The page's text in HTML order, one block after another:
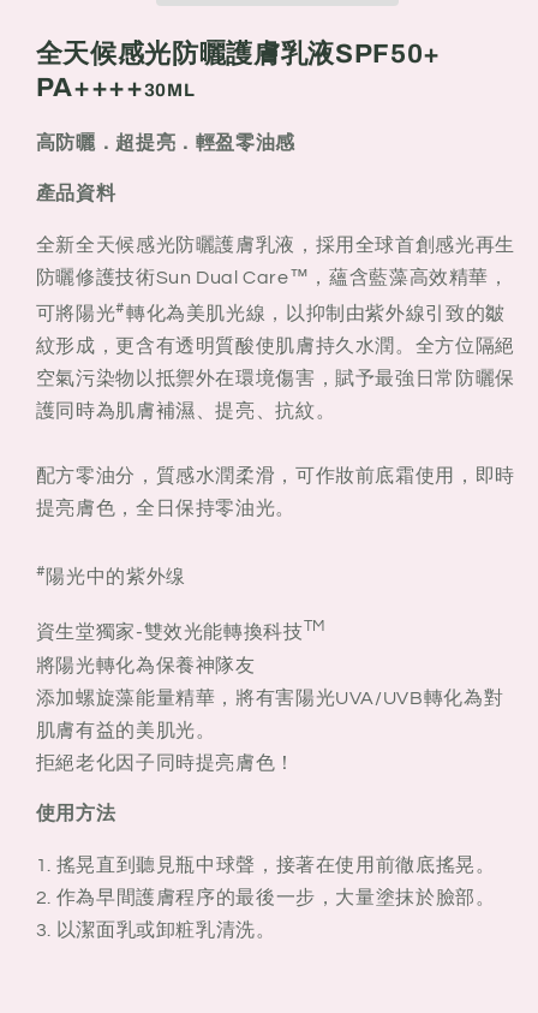
候
感
防
護
膚
乳
液
SPF50+
PA++++
30ML
候
感
防
膚
乳
液
SPF50+
PA++++
30ML
全天候感光防曬護膚乳液SPF50+
PA++++30ML
高防曬．超提亮．輕盈零油感
產品資料
全新全天候感光防曬護膚乳液，採用全球首創感光再生
防曬修護技術Sun Dual Care™，蘊含藍藻高效精華，
可將陽光#轉化為美肌光線，以抑制由紫外線引致的皺
紋形成，更含有透明質酸使肌膚持久水潤。全方位隔絕
空氣污染物以抵禦外在環境傷害，賦予最強日常防曬保
護同時為肌膚補濕、提亮、抗紋。
配方零油分，質感水潤柔滑，可作妝前底霜使用，即時
提亮膚色，全日保持零油光。
#陽光中的紫外缐
資生堂獨家-雙效光能轉換科技TM
將陽光轉化為保養神隊友
添加螺旋藻能量精華，將有害陽光UVA/UVB轉化為對
肌膚有益的美肌光。
拒絕老化因子同時提亮膚色！
使用方法
1. 搖晃直到聽見瓶中球聲，接著在使用前徹底搖晃。
2. 作為早間護膚程序的最後一步，大量塗抹於臉部。
3. 以潔面乳或卸粧乳清洗。